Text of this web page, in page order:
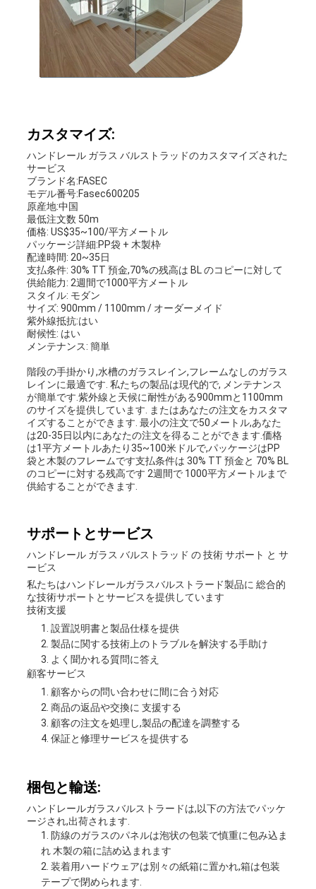
カスタマイズ:
ハンドレール ガラス バルストラッドのカスタマイズされた
サービス
ブランド名:FASEC
モデル番号:Fasec600205
原産地:中国
最低注文数 50m
価格: US$35~100/平方メートル
パッケージ詳細:PP袋 + 木製枠
配達時間: 20~35日
支払条件: 30% TT 預金,70%の残高は BL のコピーに対して
供給能力: 2週間で1000平方メートル
スタイル: モダン
サイズ: 900mm / 1100mm / オーダーメイド
紫外線抵抗:はい
耐候性: はい
メンテナンス: 簡単
階段の手掛かり,水槽のガラスレイン,フレームなしのガラス
レインに最適です. 私たちの製品は現代的で, メンテナンス
が簡単です.紫外線と天候に耐性がある900mmと1100mm
のサイズを提供しています. またはあなたの注文をカスタマ
イズすることができます. 最小の注文で50メートル,あなた
は20-35日以内にあなたの注文を得ることができます.価格
は1平方メートルあたり35~100米ドルで,パッケージはPP
袋と木製のフレームです支払条件は 30% TT 預金と 70% BL
のコピーに対する残高です 2週間で 1000平方メートルまで
供給することができます.
サポートとサービス
ハンドレール ガラス バルストラッド の 技術 サポート と サ
ービス
私たちはハンドレールガラスバルストラード製品に 総合的
な技術サポートとサービスを提供しています
技術支援
設置説明書と製品仕様を提供
製品に関する技術上のトラブルを解決する手助け
よく聞かれる質問に答え
顧客サービス
顧客からの問い合わせに間に合う対応
商品の返品や交換に 支援する
顧客の注文を処理し,製品の配達を調整する
保証と修理サービスを提供する
梱包と輸送:
ハンドレールガラスバルストラードは,以下の方法でパッケ
ージされ,出荷されます.
防線のガラスのパネルは泡状の包装で慎重に包み込ま
れ 木製の箱に詰め込まれます
装着用ハードウェアは別々の紙箱に置かれ,箱は包装
テープで閉められます.